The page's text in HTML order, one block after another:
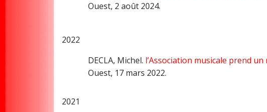
Ouest, 2 août 2024.
2022
DECLA, Michel. l’Association musicale prend
Ouest, 17 mars 2022.
2021